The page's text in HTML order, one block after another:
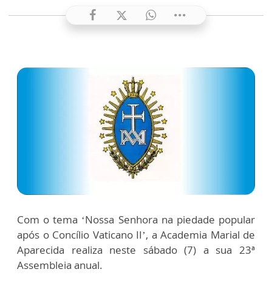
Com o tema ‘Nossa Senhora na piedade popular
após o Concílio Vaticano II’, a Academia Marial de
Aparecida realiza neste sábado (7) a sua 23ª
Assembleia anual.